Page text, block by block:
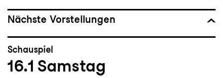
Christian Brey ist Experte für Komödien
Bochum, Deutschen Schauspielhaus
Hamburg, Schauspiel Frankfurt, Schauspiel
Leipzig, Düsseldorfer Schauspielhaus,
Nächste Vorstellungen
Schauspiel
16.1 Samstag